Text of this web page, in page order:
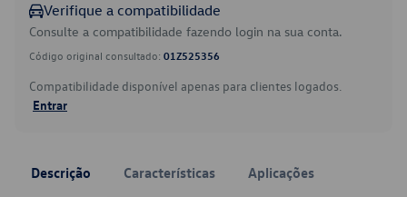
Verifique a compatibilidade
Consulte a compatibilidade fazendo login na sua conta.
Código original consultado: 01Z525356
Compatibilidade disponível apenas para clientes logados.
Entrar
Descrição Características Aplicações